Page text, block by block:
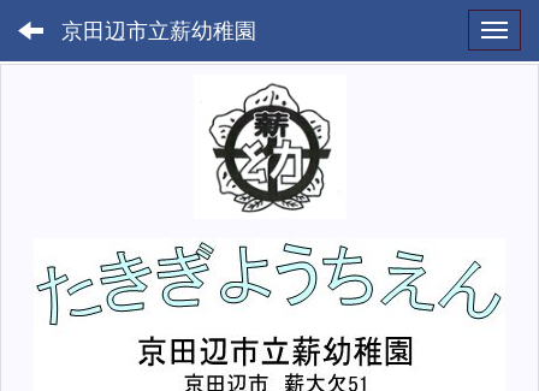
京田辺市立薪幼稚園